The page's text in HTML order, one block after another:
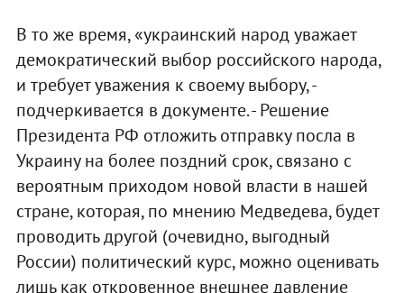
В то же время, «украинский народ уважает
демократический выбор российского народа,
и требует уважения к своему выбору, -
подчеркивается в документе. - Решение
Президента РФ отложить отправку посла в
Украину на более поздний срок, связано с
вероятным приходом новой власти в нашей
стране, которая, по мнению Медведева, будет
проводить другой (очевидно, выгодный
России) политический курс, можно оценивать
лишь как откровенное внешнее давление